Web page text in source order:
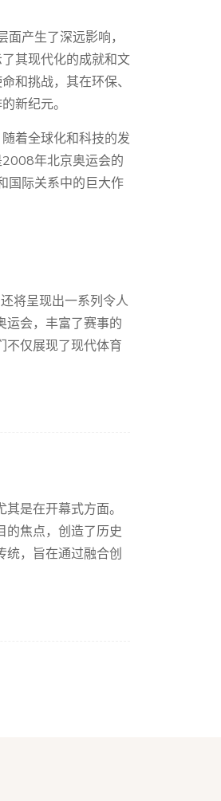
产生了深远影响，
其现代化的成就和文
和挑战，其在环保、
新纪元。
着全球化和科技的发
年北京奥运会的
国际关系中的巨大作
将呈现出一系列令人
运会，丰富了赛事的
不仅展现了现代体育
是在开幕式方面。
的焦点，创造了历史
，旨在通过融合创